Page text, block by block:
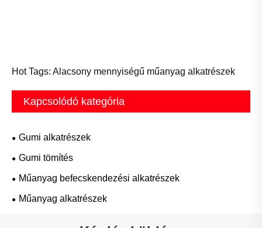
Hot Tags: Alacsony mennyiségű műanyag alkatrészek
Kapcsolódó kategória
Gumi alkatrészek
Gumi tömítés
Műanyag befecskendezési alkatrészek
Műanyag alkatrészek